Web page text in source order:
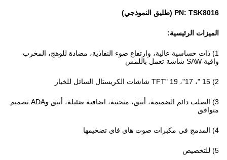
PN: TSK8016 (طليق النموذجي)
الميزات الرئيسية:
1) ذات حساسية عالية، وارتفاع ضوء النفاذية، مضادة للوهج، المخرب
واقية SAW شاشة تعمل باللمس
2) 15 "، 17"، 19 "TFT شاشات الكريستال السائل للخيار
3) الصلب دائم الضميمة، أنيق، منحنية، اضافية ضئيلة، أنيق وADA تصميم
متوافق
4) المدمج في مكبرات صوت هاي فاي تضخيمها
5) للتخصيص